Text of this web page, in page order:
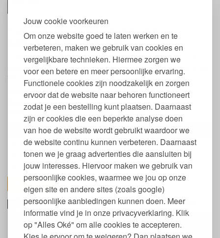
Jouw cookie voorkeuren
Om onze website goed te laten werken en te
verbeteren, maken we gebruik van cookies en
vergelijkbare technieken. Hiermee zorgen we
voor een betere en meer persoonlijke ervaring.
Functionele cookies zijn noodzakelijk en zorgen
ervoor dat de website naar behoren functioneert
zodat je een bestelling kunt plaatsen. Daarnaast
zijn er cookies die een beperkte analyse doen
van hoe de website wordt gebruikt waardoor we
de website continu kunnen verbeteren. Daarnaast
tonen we je graag advertenties die aansluiten bij
jouw interesses. Hiervoor maken we gebruik van
persoonlijke cookies, waarmee we jou op onze
eigen site en andere sites (zoals google)
persoonlijke aanbiedingen kunnen doen. Meer
informatie vind je in onze privacyverklaring. Klik
op "Alles Oké" om alle cookies te accepteren.
Maten Lotties Bambini biologisch
katoenen babyslaapzak
Lotties adviseert om je kindje op te meten vanaf de hals tot en
met de voetjes. Daarna tel je 20 centimeter erbij op en heb je de
ideale maat van de slaapzak die je nodig hebt.
Maat 55 kan, verlengt worden naar 62cm en 68cm
Maat 70 kan, verlengt worden naar 77cm en 84cm
Maat 90 kan, verlengt worden naar 97cm en 104cm
Kledingmaat
Lengte slaapzak
50-68
55 cm
68-80
70 cm
80-104
90 cm
toon alles
TOG-waardes Bambini slaapzak Lotties
TOG-
waarde
Kamertemperatuur
Onderdelen slaapzak